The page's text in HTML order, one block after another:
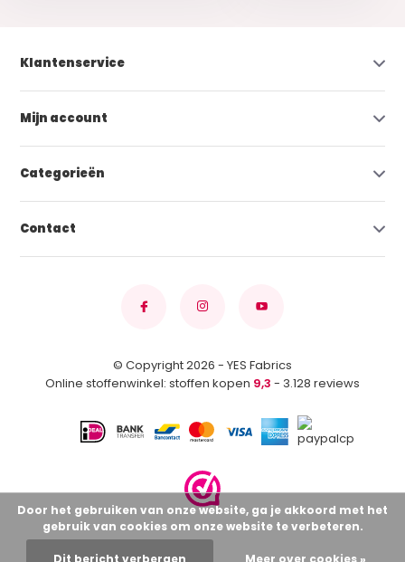
Klantenservice
Mijn account
Categorieën
Contact
© Copyright 2026 - YES Fabrics
Online stoffenwinkel: stoffen kopen 9,3 - 3.128 reviews
Door het gebruiken van onze website, ga je akkoord met het
gebruik van cookies om onze website te verbeteren.
Dit bericht verbergen Meer over cookies »